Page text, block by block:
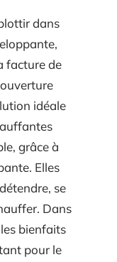
dans
facture de
idéale
grâce à
Elles
se
Dans
bienfaits
pour le